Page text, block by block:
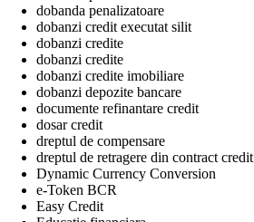
dobanda penalizatoare
dobanzi credit executat silit
dobanzi credite
dobanzi credite
dobanzi credite imobiliare
dobanzi depozite bancare
documente refinantare credit
dosar credit
dreptul de compensare
dreptul de retragere din contract credit
Dynamic Currency Conversion
e-Token BCR
Easy Credit